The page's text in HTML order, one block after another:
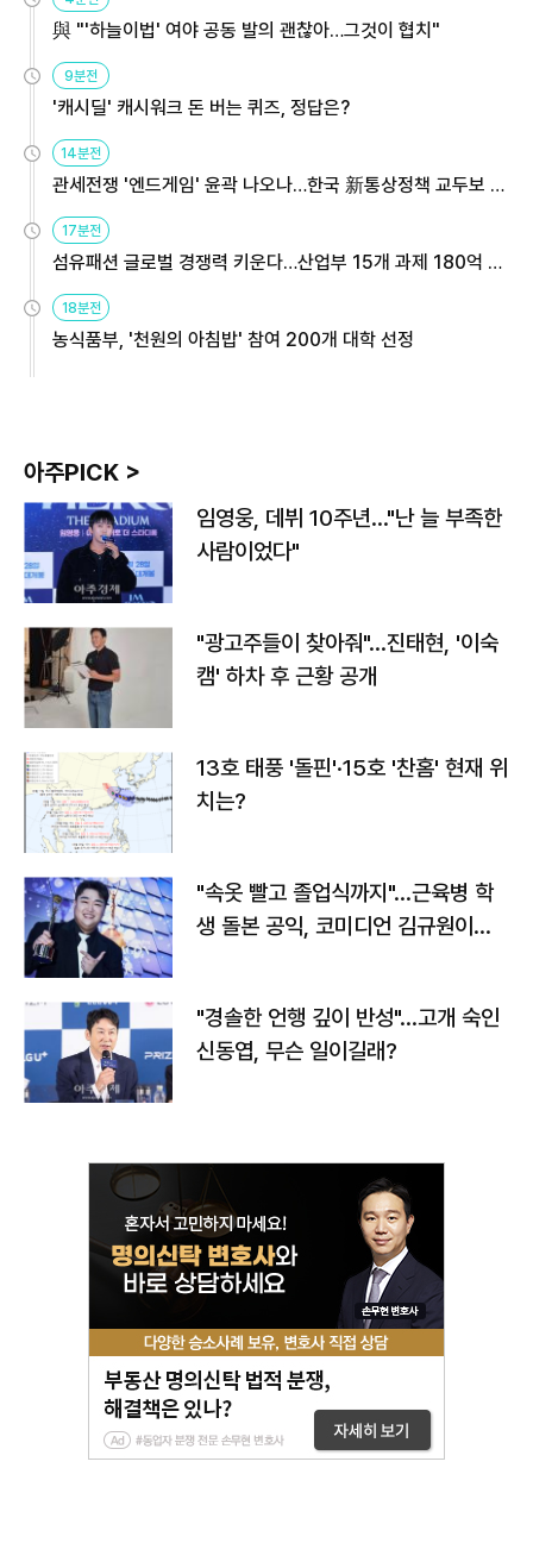
與 "'하늘이법' 여야 공동 발의 괜찮아…그것이 협치"
9분전
'캐시딜' 캐시워크 돈 버는 퀴즈, 정답은?
14분전
관세전쟁 '엔드게임' 윤곽 나오나…한국 新통상정책 교두보 활
용해야
17분전
섬유패션 글로벌 경쟁력 키운다…산업부 15개 과제 180억 지
원
18분전
농식품부, '천원의 아침밥' 참여 200개 대학 선정
아주PICK >
임영웅, 데뷔 10주년…"난 늘 부족한
사람이었다"
"광고주들이 찾아줘"…진태현, '이숙
캠' 하차 후 근황 공개
13호 태풍 '돌핀'·15호 '찬홈' 현재 위
치는?
"속옷 빨고 졸업식까지"…근육병 학
생 돌본 공익, 코미디언 김규원이었
"경솔한 언행 깊이 반성"…고개 숙인
신동엽, 무슨 일이길래?